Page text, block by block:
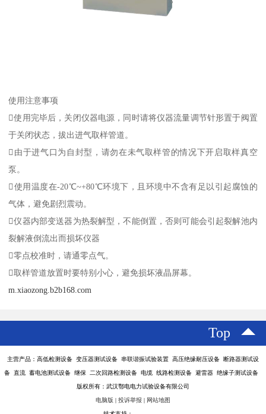
使用注意事项
使用完毕后，关闭仪器电源，同时请将仪器流量调节针形置于阀置
于关闭状态，拔出进气取样管道。
由于进气口为自封型，请勿在未气取样管的情况下开启取样真空
泵。
使用温度在-20℃~+80℃环境下，且环境中不含有足以引起腐蚀的
气体，避免剧烈震动。
仪器内部变送器为热裂解型，不能倒置，否则可能会引起裂解池内
裂解液倒流出而损坏仪器
零点校准时，请通零点气。
取样管道放置时要特别小心，避免损坏液晶屏幕。
m.xiaozong.b2b168.com
Top
主营产品：高低检测设备 变压器测试设备 串联谐振试验装置 高压绝缘耐压设备 断路器测试设
备 直流 蓄电池测试设备 继保 二次回路检测设备 电缆 线路检测设备 避雷器 绝缘子测试设备
版权所有：武汉鄂电电力试验设备有限公司
电脑版 | 投诉举报 | 网站地图